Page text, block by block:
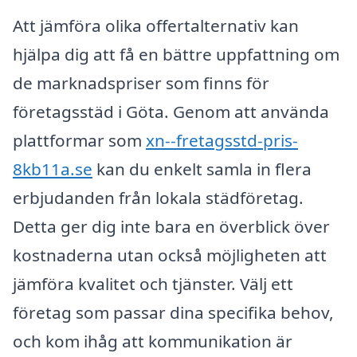
Att jämföra olika offertalternativ kan
hjälpa dig att få en bättre uppfattning om
de marknadspriser som finns för
företagsstäd i Göta. Genom att använda
plattformar som xn--fretagsstd-pris-
8kb11a.se kan du enkelt samla in flera
erbjudanden från lokala städföretag.
Detta ger dig inte bara en överblick över
kostnaderna utan också möjligheten att
jämföra kvalitet och tjänster. Välj ett
företag som passar dina specifika behov,
och kom ihåg att kommunikation är